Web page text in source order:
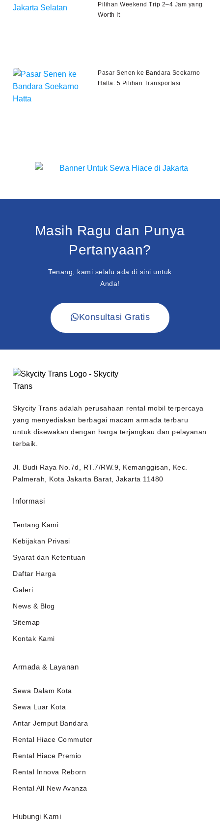
Pilihan Weekend Trip 2–4 Jam yang
Worth It
Pasar Senen ke Bandara Soekarno
Hatta: 5 Pilihan Transportasi
Masih Ragu dan Punya
Pertanyaan?
Tenang, kami selalu ada di sini untuk
Anda!
Konsultasi Gratis
Skycity Trans adalah perusahaan rental mobil terpercaya
yang menyediakan berbagai macam armada terbaru
untuk disewakan dengan harga terjangkau dan pelayanan
terbaik.
Jl. Budi Raya No.7d, RT.7/RW.9, Kemanggisan, Kec.
Palmerah, Kota Jakarta Barat, Jakarta 11480
Informasi
Tentang Kami
Kebijakan Privasi
Syarat dan Ketentuan
Daftar Harga
Galeri
News & Blog
Sitemap
Kontak Kami
Armada & Layanan
Sewa Dalam Kota
Sewa Luar Kota
Antar Jemput Bandara
Rental Hiace Commuter
Rental Hiace Premio
Rental Innova Reborn
Rental All New Avanza
Hubungi Kami